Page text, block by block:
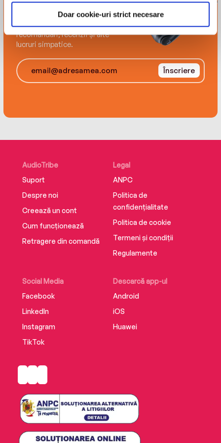
Doar cookie-uri strict necesare
tribului
Înscrie-te și-ți trimitem
recomandări, recenzii și alte
lucruri simpatice.
Înscriere
AudioTribe
Suport
Despre noi
Creează un cont
Cum funcționează
Retragere din comandă
Social Media
Facebook
LinkedIn
Instagram
TikTok
Descarcă app-ul
Android
iOS
Huawei
Legal
ANPC
Politica de
confidențialitate
Politica de cookie
Termeni și condiții
Regulamente